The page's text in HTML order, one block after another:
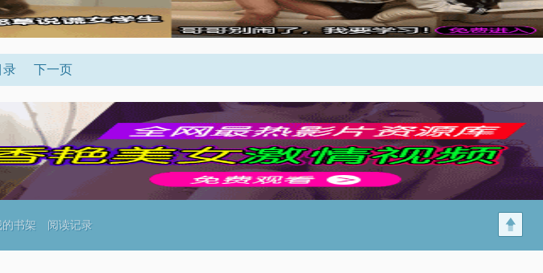
录 下一页
的书架 阅读记录